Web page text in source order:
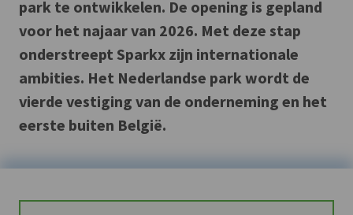
park te ontwikkelen. De opening is gepland
voor het najaar van 2026. Met deze stap
onderstreept Sparkx zijn internationale
ambities. Het Nederlandse park wordt de
vierde vestiging van de onderneming en het
eerste buiten België.